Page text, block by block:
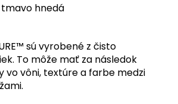
hnedá
sú vyrobené z čisto
To môže mať za následok
vo vôni, textúre a farbe medzi